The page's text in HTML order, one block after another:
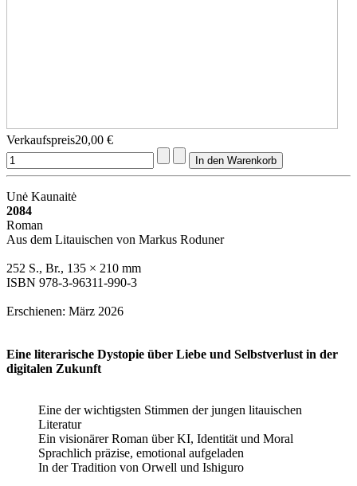
Verkaufspreis20,00 €
Unė Kaunaitė
2084
Roman
Aus dem Litauischen von Markus Roduner
252 S., Br., 135 × 210 mm
ISBN 978-3-96311-990-3
Erschienen: März 2026
Eine literarische Dystopie über Liebe und Selbstverlust in der
digitalen Zukunft
Eine der wichtigsten Stimmen der jungen litauischen
Literatur
Ein visionärer Roman über KI, Identität und Moral
Sprachlich präzise, emotional aufgeladen
In der Tradition von Orwell und Ishiguro